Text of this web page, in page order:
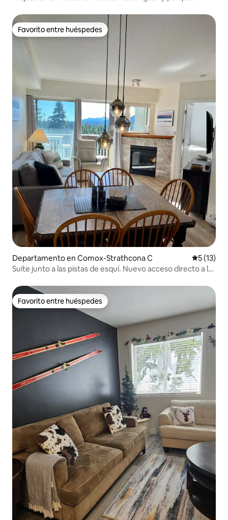
Favorito entre huéspedes
Favorito entre huéspedes
Departamento en Comox-Strathcona C
5 (13)
Suite junto a las pistas de esquí. Nuevo acceso directo a las
Favorito entre huéspedes
Favorito entre huéspedes